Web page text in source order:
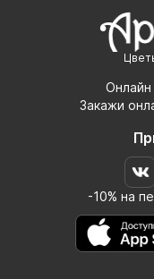
Закажи
-10% на